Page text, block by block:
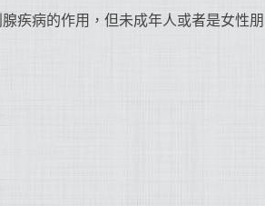
疾病的作用，但未成年人或者是女性朋